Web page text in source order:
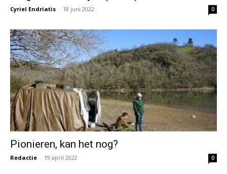
Cyriel Endriatis - 18 juni 2022 0
Pionieren, kan het nog?
Redactie - 19 april 2022 0